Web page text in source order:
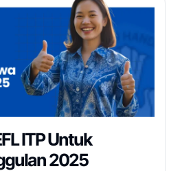
ITP Untuk
2025